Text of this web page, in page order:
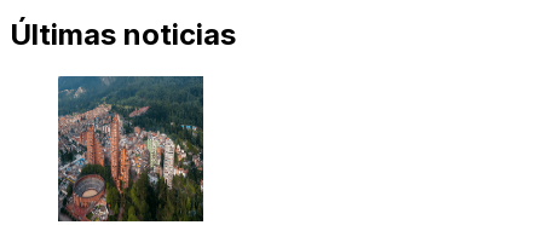
Últimas noticias